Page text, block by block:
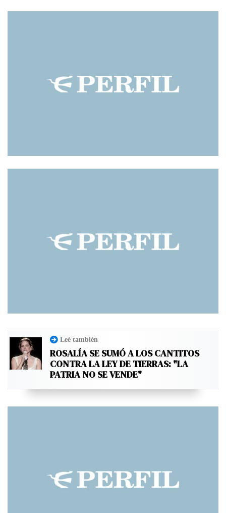
Leé también
ROSALÍA SE SUMÓ A LOS CANTITOS
CONTRA LA LEY DE TIERRAS: "LA
PATRIA NO SE VENDE"